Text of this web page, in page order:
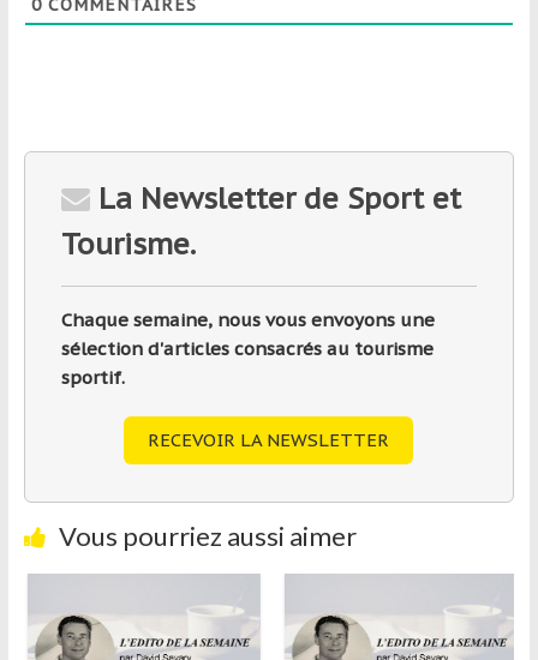
0COMMENTAIRES
La Newsletter de Sport et
Tourisme.
Chaque semaine, nous vous envoyons une
sélection d'articles consacrés au tourisme
sportif.
RECEVOIR LA NEWSLETTER
Vous pourriez aussi aimer